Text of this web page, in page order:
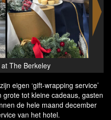
Berkeley
eigen ‘gift-wrapping service’
tot kleine cadeaus, gasten
de hele maand december
van het hotel.